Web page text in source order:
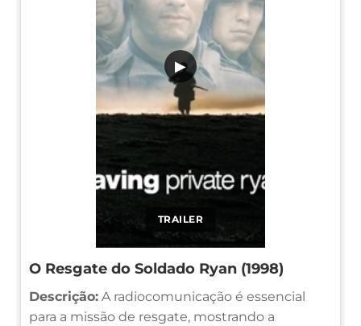
TRAILER
▶
O Resgate do Soldado Ryan (1998)
Descrição: A radiocomunicação é essencial
para a missão de resgate, mostrando a